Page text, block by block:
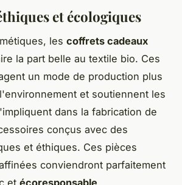
et écologiques
les coffrets cadeaux
la part belle au textile bio. Ces
un mode de production plus
et soutiennent les
dans la fabrication de
conçus avec des
et éthiques. Ces pièces
conviendront parfaitement